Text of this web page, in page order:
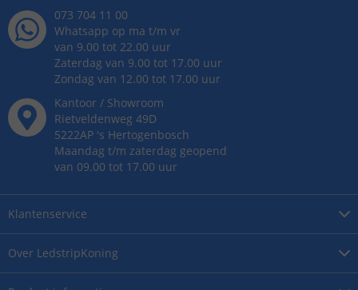
Over LedstripKoning
Klantenservice
073 704 11 00
Whatsapp op ma t/m vr
van 9.00 tot 22.00 uur
Zaterdag van 9.00 tot 17.00 uur
Zondag van 12.00 tot 17.00 uur
Kantoor / Showroom
Rietveldenweg 49D
5222AP 's Hertogenbosch
Maandag t/m zaterdag geopend
van 09.00 tot 17.00 uur